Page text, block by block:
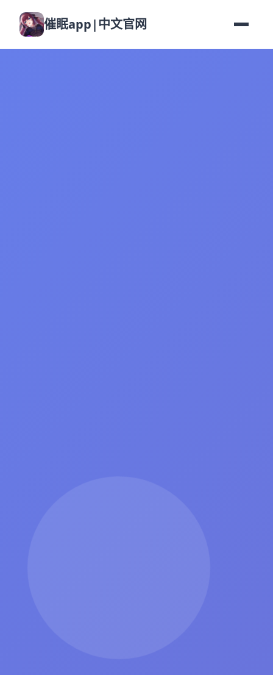
催眠app|中文官网